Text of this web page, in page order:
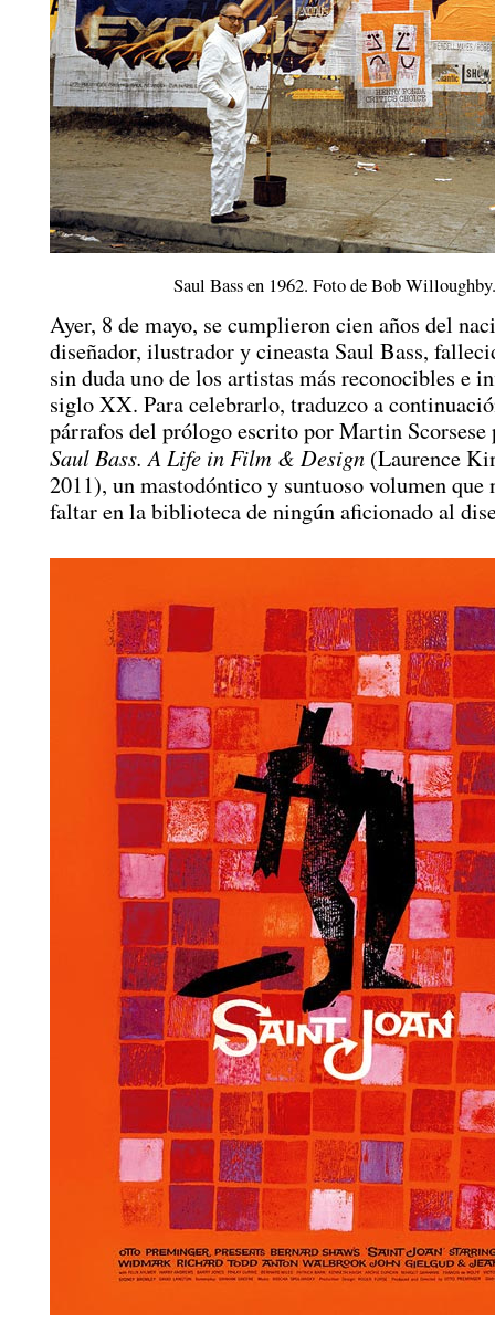
Saul Bass en 1962. Foto de Bob Willoughby.
Ayer, 8 de mayo, se cumplieron cien años del
diseñador, ilustrador y cineasta Saul Bass,
sin duda uno de los artistas más reconocibles e
siglo XX. Para celebrarlo, traduzco a
párrafos del prólogo escrito por Martin
Saul Bass. A Life in Film & Design (Laurence
2011), un mastodóntico y suntuoso volumen que
faltar en la biblioteca de ningún aficionado al